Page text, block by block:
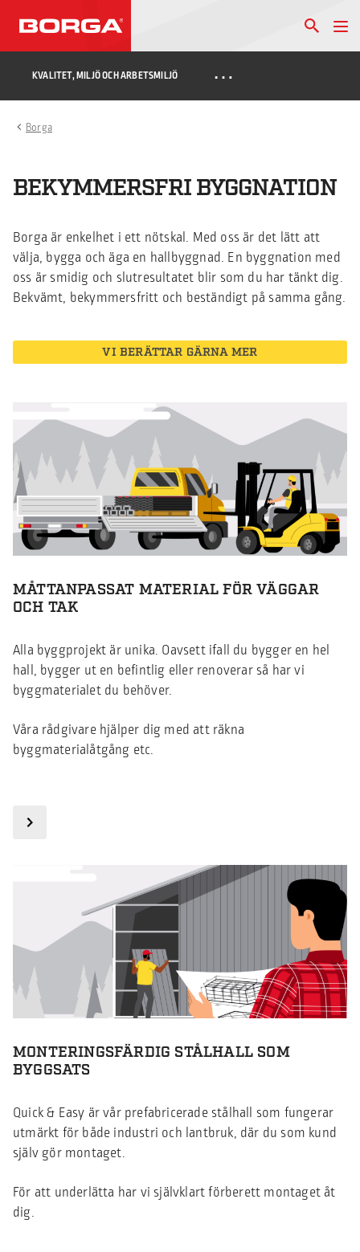
KVALITET, MILJÖ OCH ARBETSMILJÖ …
Borga
BEKYMMERSFRI BYGGNATION
Borga är enkelhet i ett nötskal. Med oss är det lätt att
välja, bygga och äga en hallbyggnad. En byggnation med
oss är smidig och slutresultatet blir som du har tänkt dig.
Bekvämt, bekymmersfritt och beständigt på samma gång.
VI BERÄTTAR GÄRNA MER
MÅTTANPASSAT MATERIAL FÖR VÄGGAR
OCH TAK
Alla byggprojekt är unika. Oavsett ifall du bygger en hel
hall, bygger ut en befintlig eller renoverar så har vi
byggmaterialet du behöver.
Våra rådgivare hjälper dig med att räkna
byggmaterialåtgång etc.
MONTERINGSFÄRDIG STÅLHALL SOM
BYGGSATS
Quick & Easy är vår prefabricerade stålhall som fungerar
utmärkt för både industri och lantbruk, där du som kund
själv gör montaget.
För att underlätta har vi självklart förberett montaget åt
dig.